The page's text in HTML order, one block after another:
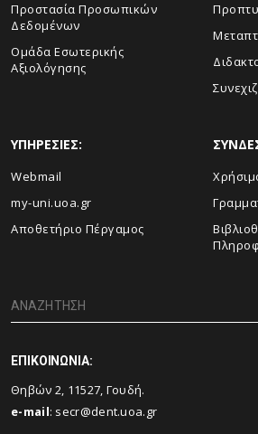
Προστασία Προσωπικών
Δεδομένων
Ομάδα Εσωτερικής
Αξιολόγησης
ΥΠΗΡΕΣΙΕΣ:
Webmail
my-uni.uoa.gr
Αποθετήριο Πέργαμος
ΕΠΙΚΟΙΝΩΝΙΑ:
Θηβών 2, 11527, Γουδή.
e-mail: secr@dent.uoa.gr